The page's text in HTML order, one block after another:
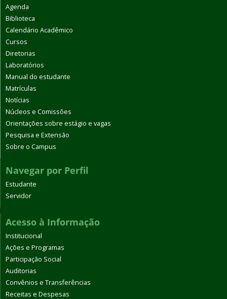
Agenda
Biblioteca
Calendário Acadêmico
Cursos
Diretorias
Laboratórios
Manual do estudante
Matrículas
Notícias
Núcleos e Comissões
Orientações sobre estágio e vagas
Pesquisa e Extensão
Sobre o Campus
Navegar por Perfil
Estudante
Servidor
Acesso à Informação
Institucional
Ações e Programas
Participação Social
Auditorias
Convênios e Transferências
Receitas e Despesas